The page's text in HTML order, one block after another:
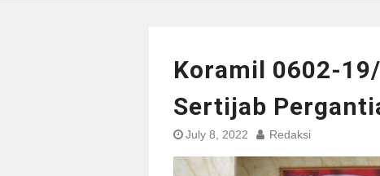
Koramil 0602-
Sertijab
July 8, 2022 Redaksi